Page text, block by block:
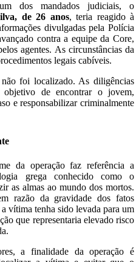
dos mandados judiciais, o
de 26 anos, teria reagido à
divulgadas pela Polícia
contra a equipe da Core,
agentes. As circunstâncias da
legais cabíveis.
foi localizado. As diligências
de encontrar o jovem,
e responsabilizar criminalmente
da operação faz referência a
grega conhecido como o
as almas ao mundo dos mortos.
razão da gravidade dos fatos
vítima tenha sido levada para um
que representaria elevado risco
a finalidade da operação é